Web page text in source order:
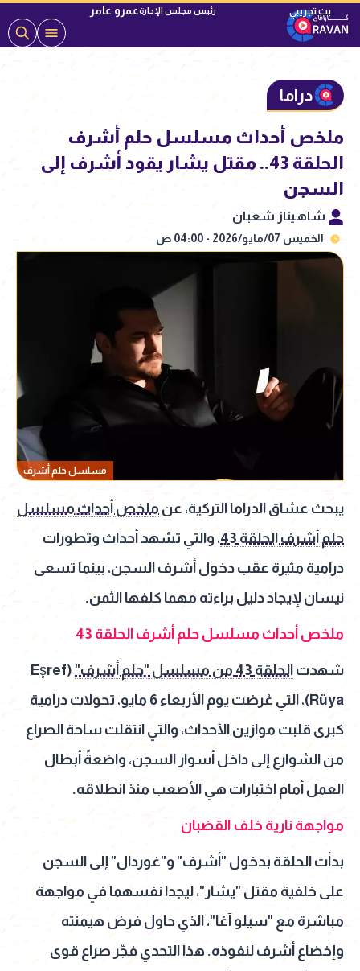
رئيس مجلس الإدارةعمرو عامر
دراما
ملخص أحداث مسلسل حلم أشرف
الحلقة 43.. مقتل يشار يقود أشرف إلى
السجن
شاهيناز شعبان
الخميس 07/مايو/2026 - 04:00 ص
مسلسل حلم أشرف
يبحث عشاق الدراما التركية، عن ملخص أحداث مسلسل
حلم أشرف الحلقة 43
، والتي تشهد أحداث وتطورات
درامية مثيرة عقب دخول أشرف السجن، بينما تسعى
نيسان لإيجاد دليل براءته مهما كلفها الثمن.
ملخص أحداث مسلسل حلم أشرف الحلقة 43
شهدت الحلقة 43 من مسلسل "حلم أشرف"
(Eşref
Rüya)، التي عُرضت يوم الأربعاء 6 مايو، تحولات درامية
كبرى قلبت موازين الأحداث، والتي انتقلت ساحة الصراع
من الشوارع إلى داخل أسوار السجن، واضعةً أبطال
العمل أمام اختبارات هي الأصعب منذ انطلاقه.
مواجهة نارية خلف القضبان
بدأت الحلقة بدخول "أشرف" و"غوردال" إلى السجن
على خلفية مقتل "يشار"، ليجدا نفسهما في مواجهة
مباشرة مع "سيلو آغا"، الذي حاول فرض هيمنته
وإخضاع أشرف لنفوذه. هذا التحدي فجّر صراع قوى